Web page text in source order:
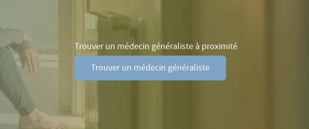
Trouver un médecin généraliste à proximité
Trouver un médecin généraliste